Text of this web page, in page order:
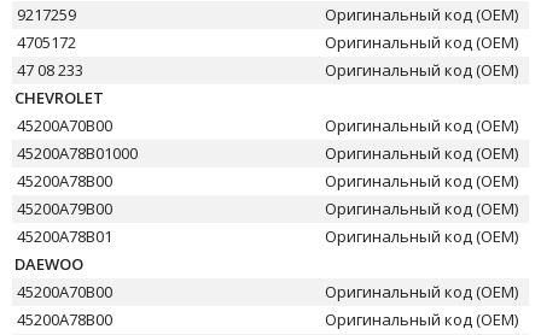
9217259
Оригинальный код (OEM)
4705172
Оригинальный код (OEM)
47 08 233
Оригинальный код (OEM)
CHEVROLET
45200A70B00
Оригинальный код (OEM)
45200A78B01000
Оригинальный код (OEM)
45200A78B00
Оригинальный код (OEM)
45200A79B00
Оригинальный код (OEM)
45200A78B01
Оригинальный код (OEM)
DAEWOO
45200A70B00
Оригинальный код (OEM)
45200A78B00
Оригинальный код (OEM)